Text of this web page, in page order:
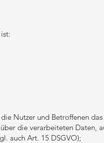
Nutzer und Betroffenen das
die verarbeiteten Daten,
auch Art. 15 DSGVO);